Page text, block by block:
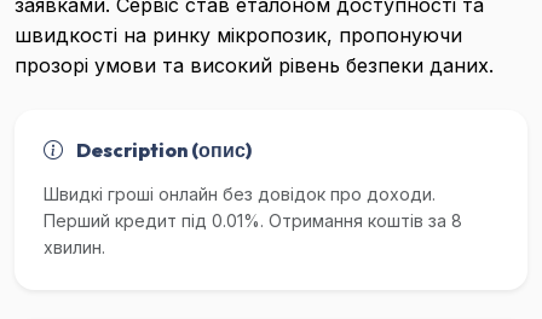
заявками. Сервіс став еталоном доступності та
швидкості на ринку мікропозик, пропонуючи
прозорі умови та високий рівень безпеки даних.
Description (опис)
Швидкі гроші онлайн без довідок про доходи.
Перший кредит під 0.01%. Отримання коштів за 8
хвилин.